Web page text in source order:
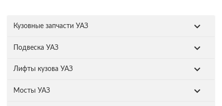
Кузовные запчасти УАЗ
Подвеска УАЗ
Лифты кузова УАЗ
Мосты УАЗ